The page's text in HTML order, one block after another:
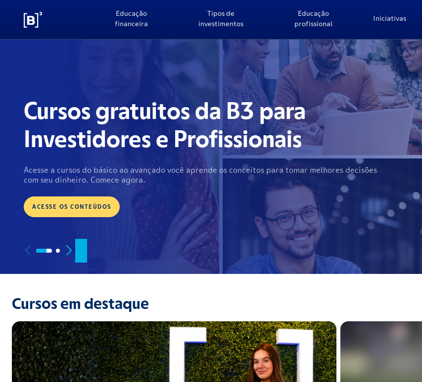
Educação
financeira
Tipos de
investimentos
Educação
profissional
Iniciativas
Cursos gratuitos da B3 para
Investidores e Profissionais
Acesse a cursos do básico ao avançado você aprende os conceitos para tomar melhores decisões
com seu dinheiro. Comece agora.
ACESSE OS CONTEÚDOS
Cursos em destaque